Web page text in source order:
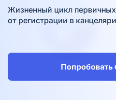
Жизненный цикл
от регистрации в
Попробовать
Причина интереса *
Причина интереса *